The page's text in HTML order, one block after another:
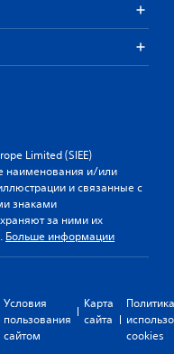
Limited (SIEE)
наименования и/или
и связанные с
знаками
за ними их
Больше информации
Условия
пользования
сайтом
Карта
сайта
Политика
cookies